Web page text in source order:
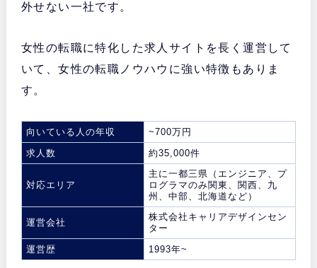
外せない一社です。
女性の転職に特化した求人サイトを長く運営して
いて、女性の転職ノウハウに強い特徴もありま
す。
向いている人の年収
~700万円
求人数
約35,000件
対応エリア
主に一都三県（エンジニア、プ
ログラマのみ関東、関西、九
州、中部、北海道など）
運営会社
株式会社キャリアデザインセン
ター
運営歴
1993年~